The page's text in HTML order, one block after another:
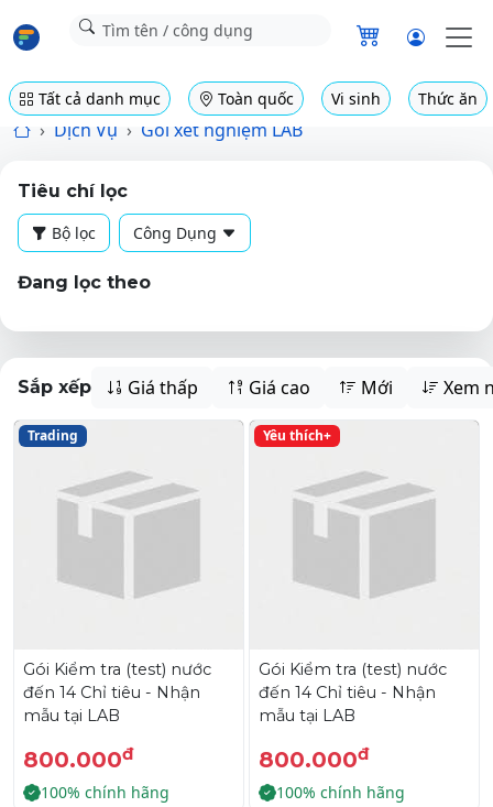
Tất cả danh mục Toàn quốc Vi sinh Thức ăn
Dịch Vụ Gói xét nghiệm LAB
Tiêu chí lọc
Bộ lọc
Công Dụng
Đang lọc theo
Sắp xếp Giá thấp Giá cao Mới Xem
Trading
Gói Kiểm tra (test) nước
đến 14 Chỉ tiêu - Nhận
mẫu tại LAB
800.000đ
100% chính hãng
Yêu thích+
Gói Kiểm tra (test) nước
đến 14 Chỉ tiêu - Nhận
mẫu tại LAB
800.000đ
100% chính hãng